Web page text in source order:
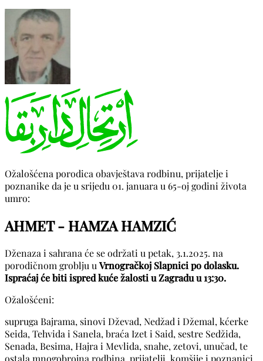
Ožalošćena porodica obavještava rodbinu, prijatelje i
poznanike da je u srijedu 01. januara u 65-oj godini života
umro:
AHMET - HAMZA HAMZIĆ
Dženaza i sahrana će se održati u petak, 3.1.2025. na
porodičnom groblju uVrnogračkoj Slapnici po dolasku.
Ispraćaj će biti ispred kuće žalosti u Zagradu u 13:30.
Ožalošćeni:
supruga Bajrama, sinovi Dževad, Nedžad i Džemal, kćerke
Seida, Tehvida i Sanela, braća Izet i Said, sestre Sedžida,
Senada, Besima, Hajra i Mevlida, snahe, zetovi, unučad, te
ostala mnogobrojna rodbina, prijatelji, komšije i poznanici.